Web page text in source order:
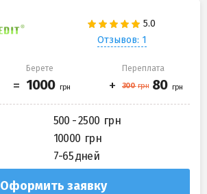
Отзывов: 1
Берете Переплата
500 - 2500
10000
7-65 дней
Оформить заявку